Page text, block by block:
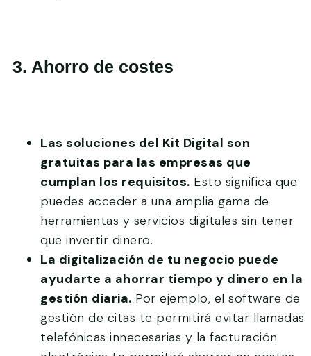
3. Ahorro de costes
Las soluciones del Kit Digital son
gratuitas para las empresas que
cumplan los requisitos. Esto significa que
puedes acceder a una amplia gama de
herramientas y servicios digitales sin tener
que invertir dinero.
La digitalización de tu negocio puede
ayudarte a ahorrar tiempo y dinero en la
gestión diaria. Por ejemplo, el software de
gestión de citas te permitirá evitar llamadas
telefónicas innecesarias y la facturación